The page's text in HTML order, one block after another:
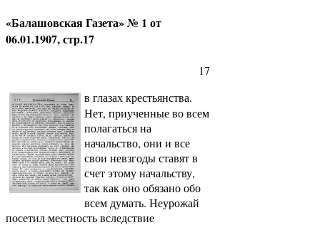
«Балашовская Газета» № 1 от
06.01.1907, стр.17
17
в глазах крестьянства.
Нет, приученные во всем
полагаться на
начальство, они и все
свои невзгоды ставят в
счет этому начальству,
так как оно обязано обо
всем думать. Неурожай
посетил местность вследствие